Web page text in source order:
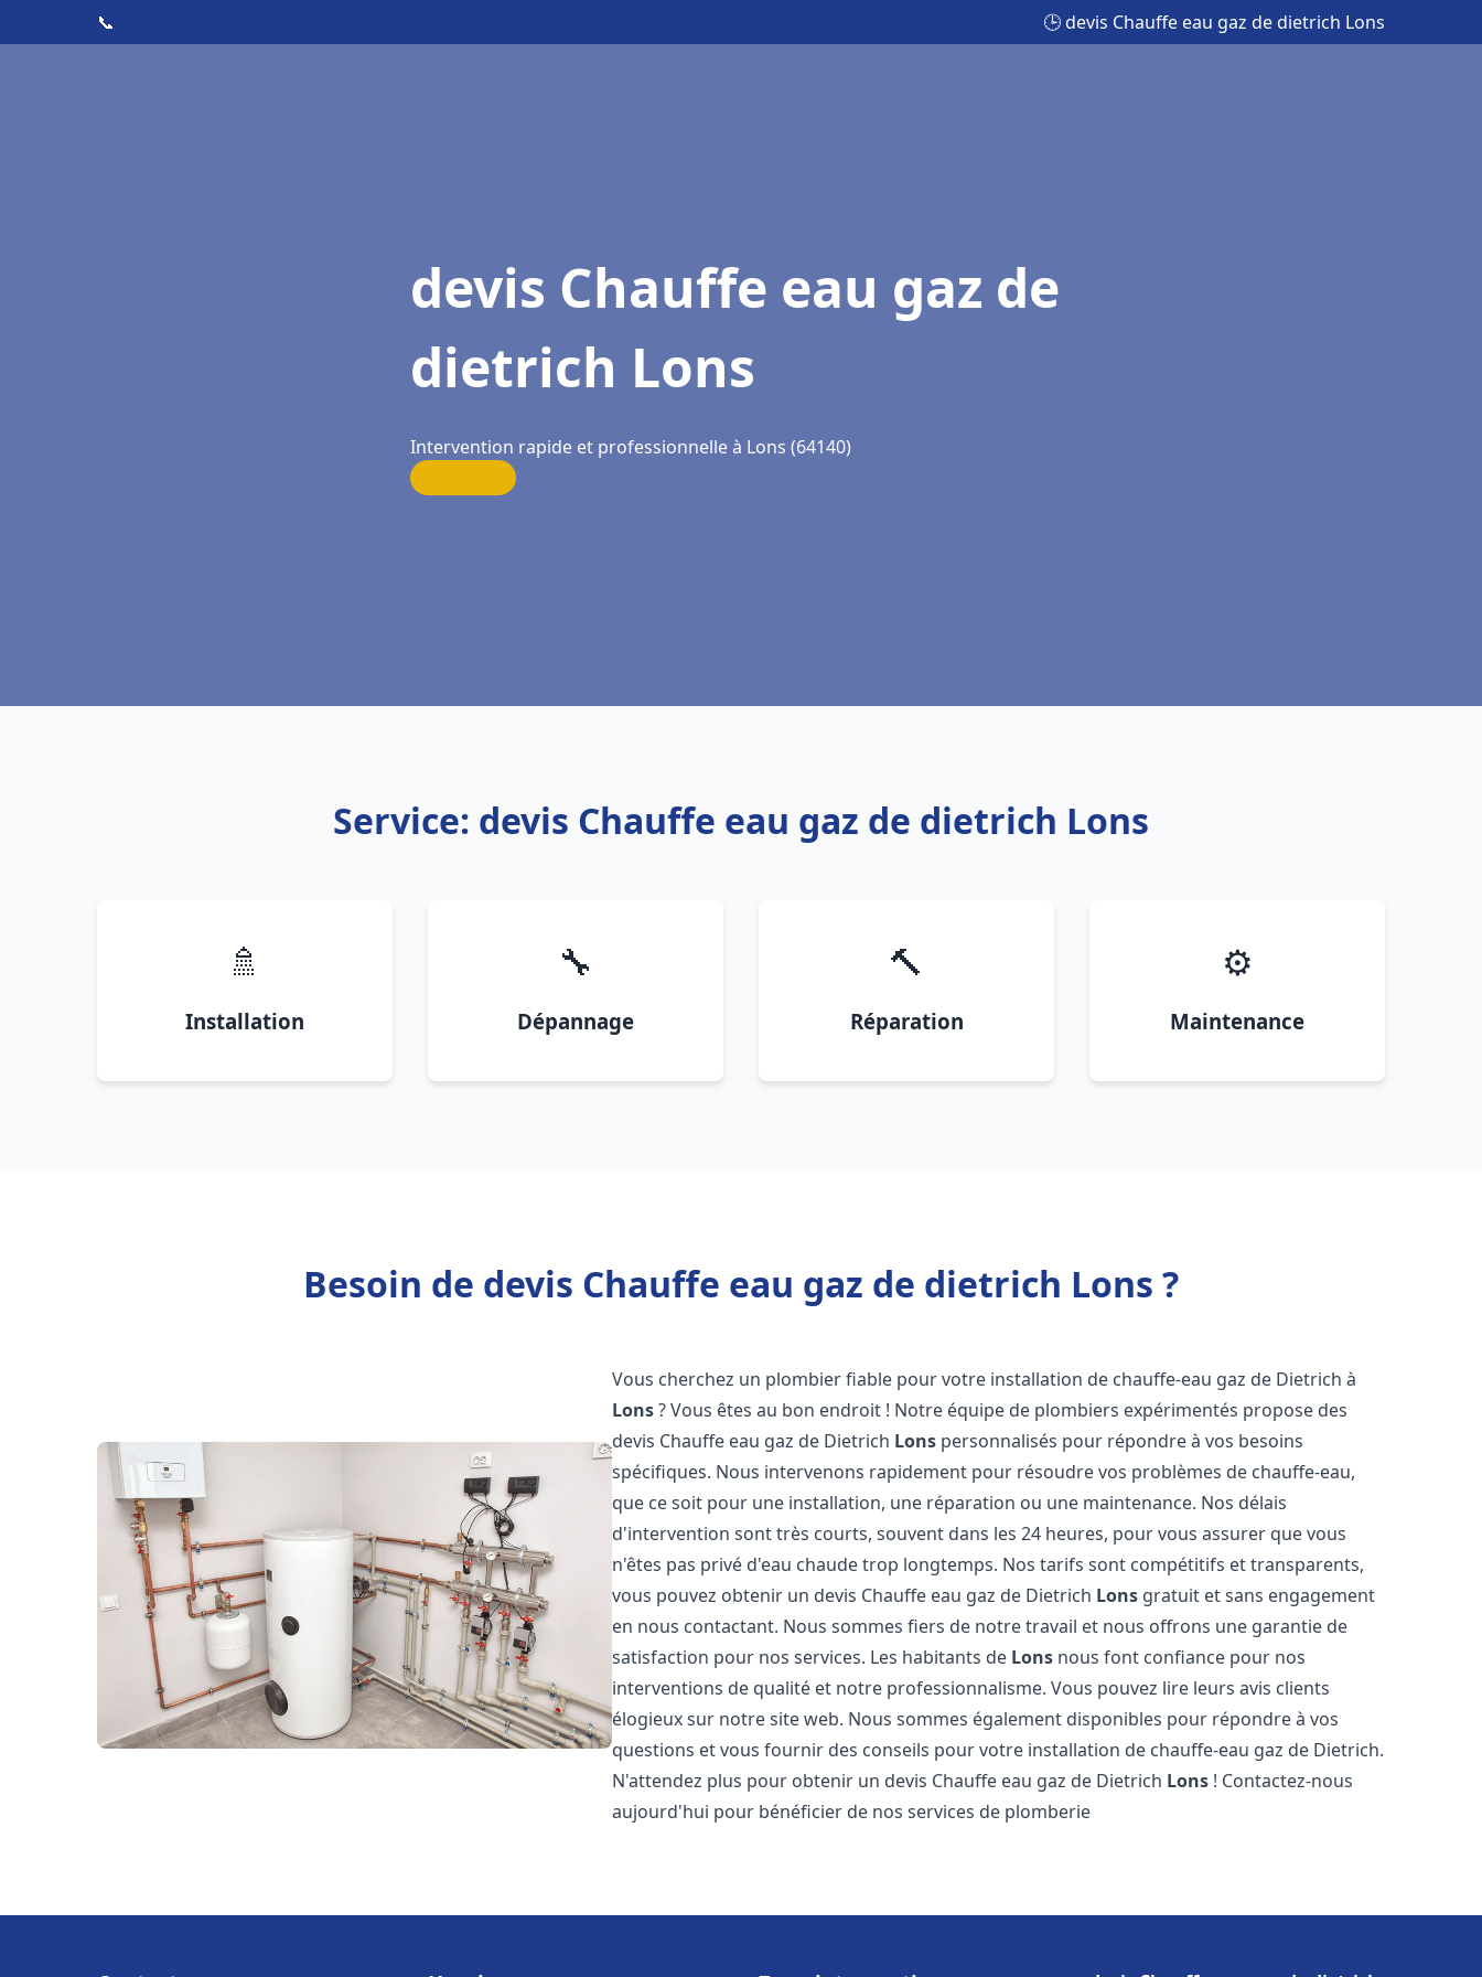
📞 🕒 devis Chauffe eau gaz de dietrich Lons
devis Chauffe eau gaz de
dietrich Lons
Intervention rapide et professionnelle à Lons (64140)
Service: devis Chauffe eau gaz de dietrich Lons
🚿
Installation
🔧
Dépannage
🔨
Réparation
⚙️
Maintenance
Besoin de devis Chauffe eau gaz de dietrich Lons ?
Vous cherchez un plombier fiable pour votre installation de chauffe-eau gaz de Dietrich à
Lons? Vous êtes au bon endroit ! Notre équipe de plombiers expérimentés propose des
devis Chauffe eau gaz de Dietrich Lons personnalisés pour répondre à vos besoins
spécifiques. Nous intervenons rapidement pour résoudre vos problèmes de chauffe-eau,
que ce soit pour une installation, une réparation ou une maintenance. Nos délais
d'intervention sont très courts, souvent dans les 24 heures, pour vous assurer que vous
n'êtes pas privé d'eau chaude trop longtemps. Nos tarifs sont compétitifs et transparents,
vous pouvez obtenir un devis Chauffe eau gaz de Dietrich Lons gratuit et sans engagement
en nous contactant. Nous sommes fiers de notre travail et nous offrons une garantie de
satisfaction pour nos services. Les habitants de Lons nous font confiance pour nos
interventions de qualité et notre professionnalisme. Vous pouvez lire leurs avis clients
élogieux sur notre site web. Nous sommes également disponibles pour répondre à vos
questions et vous fournir des conseils pour votre installation de chauffe-eau gaz de Dietrich.
N'attendez plus pour obtenir un devis Chauffe eau gaz de Dietrich Lons ! Contactez-nous
aujourd'hui pour bénéficier de nos services de plomberie